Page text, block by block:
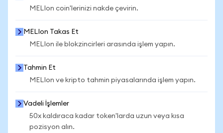
MELIon coin'lerinizi nakde çevirin.
MELIon Takas Et
MELIon ile blokzincirleri arasında işlem yapın.
Tahmin Et
MELIon ve kripto tahmin piyasalarında işlem yapın.
Vadeli İşlemler
50x kaldıraca kadar token'larda uzun veya kısa
pozisyon alın.